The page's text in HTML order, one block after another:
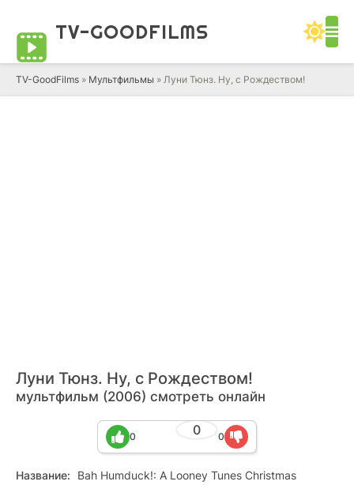
TV-GOODFILMS
TV-GoodFilms » Мультфильмы » Луни Тюнз. Ну, с Рождеством!
Луни Тюнз. Ну, с Рождеством!
мультфильм (2006) смотреть онлайн
0
0 0
Название: Bah Humduck!: A Looney Tunes Christmas